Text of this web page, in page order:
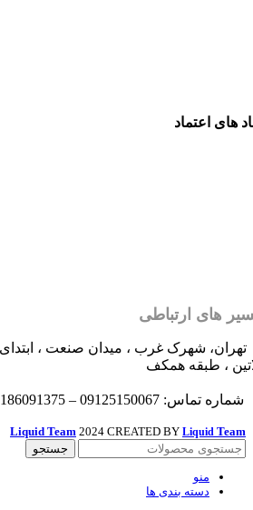
های اعتماد
های ارتباطی
تهران، شهرک غرب ، میدان صنعت ، ابتدای
، طبقه همکف
شماره تماس: 09125150067 – 02186091375
Liquid Team 2024 CREATED BY Liquid Team
جستجو
منو
دسته بندی ها